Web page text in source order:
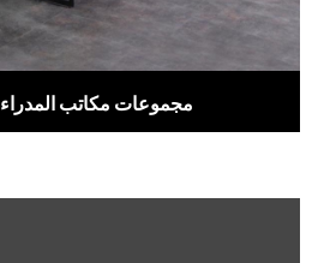
PETROSA مجموعات مكاتب المدراء